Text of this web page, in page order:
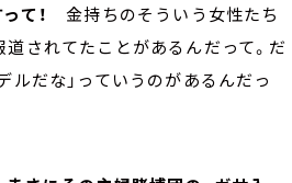
て！
金持ちのそういう女性たち
されてたことがあるんだって。だ
ルだな」っていうのがあるんだっ